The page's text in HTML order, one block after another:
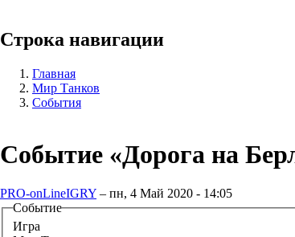
Строка навигации
Главная
Мир Танков
События
Событие «Дорога на
PRO-onLineIGRY – пн, 4 Май 2020 - 14:05
Событие
Игра